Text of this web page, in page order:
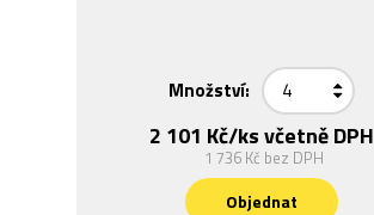
Množství:
2 101 Kč/ks včetně DPH
1 736 Kč bez DPH
Objednat